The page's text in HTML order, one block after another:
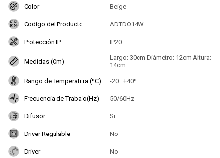
Color Beige
Codigo del Producto ADTDO14W
Protección IP IP20
Medidas (Cm)
Largo: 30cm Diámetro: 12cm Altura:
14cm
Rango de Temperatura (ºC) -20...+40º
Frecuencia de Trabajo(Hz) 50/60Hz
Difusor Si
Driver Regulable No
Driver No